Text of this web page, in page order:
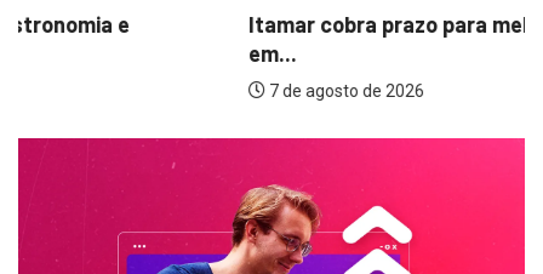
Itamar cobra prazo para melhorias estruturais